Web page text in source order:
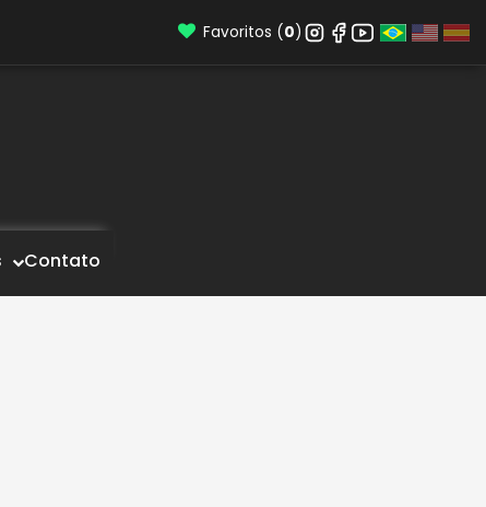
Favoritos (0)
Contato